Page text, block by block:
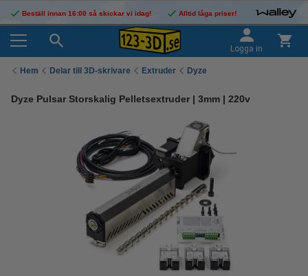
Beställ innan 16:00 så skickar vi idag! Alltid låga priser!
Logga in
Hem Delar till 3D-skrivare Extruder Dyze
Dyze Pulsar Storskalig Pelletsextruder | 3mm | 220v